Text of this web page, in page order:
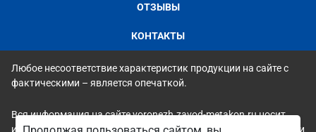
ОТЗЫВЫ
КОНТАКТЫ
Любое несоответствие характеристик продукции на сайте с
фактическими – является опечаткой.
Вся информация на сайте voronezh.zavod-metakon.ru носит
исключительно ознакомительный и справочный характер и ни